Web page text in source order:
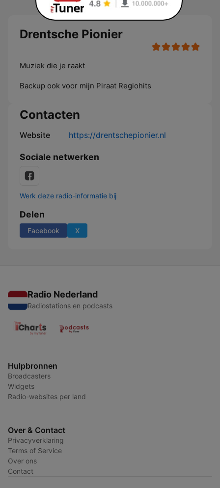
Drentsche Pionier
Muziek die je raakt
Backup ook voor mijn Piraat Regiohits
Contacten
Website https://drentschepionier.nl
Sociale netwerken
Werk deze radio-informatie bij
Delen
Facebook X
Radio Nederland
Radiostations en podcasts
Hulpbronnen
Broadcasters
Widgets
Radio-websites per land
Over & Contact
Privacyverklaring
Terms of Service
Over ons
Contact